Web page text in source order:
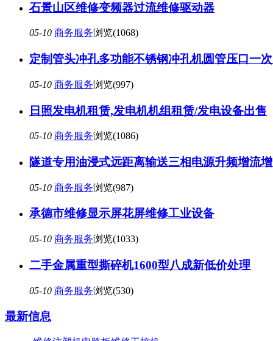
石景山区维修变频器过流维修驱动器
05-10 商务服务浏览(1068)
定制管头冲孔多功能不锈钢冲孔机圆管压口一
05-10 商务服务浏览(997)
日照发电机租赁,发电机机组租赁/发电设备出售
05-10 商务服务浏览(1086)
隧道专用油浸式远距离输送三相电源升频增流
05-10 商务服务浏览(987)
承德市维修显示屏花屏维修工业设备
05-10 商务服务浏览(1033)
二手金属重型撕碎机1600型八成新低价处理
05-10 商务服务浏览(530)
最新信息